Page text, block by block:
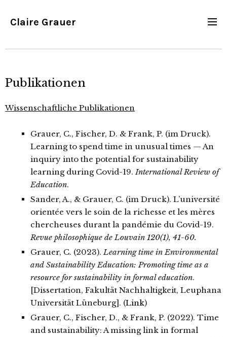
Claire Grauer
Publikationen
Wissenschaftliche Publikationen
Grauer, C., Fischer, D. & Frank, P. (im Druck).
Learning to spend time in unusual times — An
inquiry into the potential for sustainability
learning during Covid-19.International Review of
Education.
Sander, A., & Grauer, C. (im Druck). L’université
orientée vers le soin de la richesse et les mères
chercheuses durant la pandémie du Covid-19.
Revue philosophique de Louvain 120(1), 41-60.
Grauer, C. (2023).Learning time in Environmental
and Sustainability Education: Promoting time as a
resource for sustainability in formal education.
[Dissertation, Fakultät Nachhaltigkeit, Leuphana
Universität Lüneburg]. (Link)
Grauer, C., Fischer, D., & Frank, P. (2022). Time
and sustainability: A missing link in formal